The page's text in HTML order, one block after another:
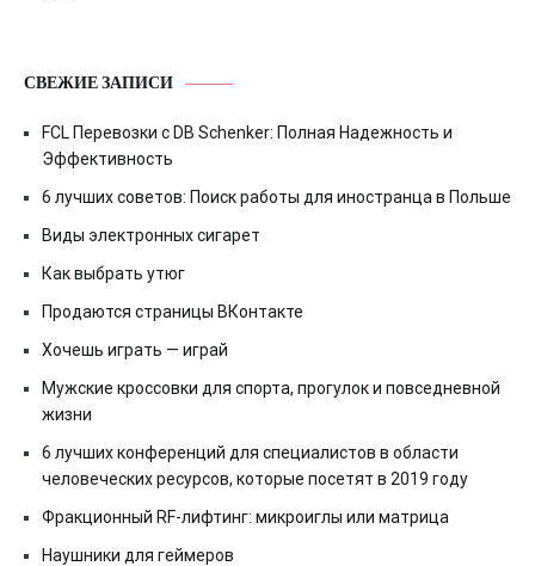
СВЕЖИЕ ЗАПИСИ
FCL Перевозки с DB Schenker: Полная Надежность и
Эффективность
6 лучших советов: Поиск работы для иностранца в Польше
Виды электронных сигарет
Как выбрать утюг
Продаются страницы ВКонтакте
Хочешь играть — играй
Мужские кроссовки для спорта, прогулок и повседневной
жизни
6 лучших конференций для специалистов в области
человеческих ресурсов, которые посетят в 2019 году
Фракционный RF-лифтинг: микроиглы или матрица
Наушники для геймеров